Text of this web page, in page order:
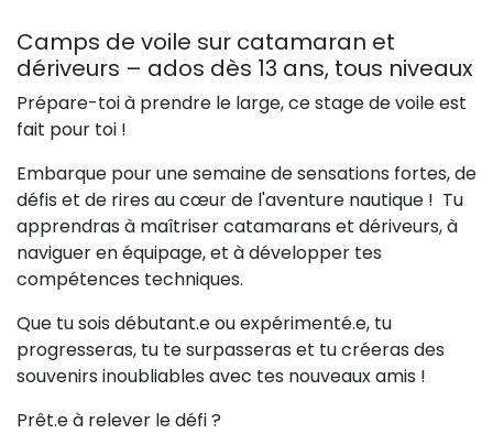
Camps de voile sur catamaran et
dériveurs – ados dès 13 ans, tous niveaux
Prépare-toi à prendre le large, ce stage de voile est
fait pour toi !
Embarque pour une semaine de sensations fortes, de
défis et de rires au cœur de l'aventure nautique ! Tu
apprendras à maîtriser catamarans et dériveurs, à
naviguer en équipage, et à développer tes
compétences techniques.
Que tu sois débutant.e ou expérimenté.e, tu
progresseras, tu te surpasseras et tu créeras des
souvenirs inoubliables avec tes nouveaux amis !
Prêt.e à relever le défi ?